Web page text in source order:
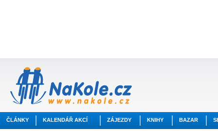
ČLÁNKY KALENDÁŘ AKCÍ ZÁJEZDY KNIHY BAZAR